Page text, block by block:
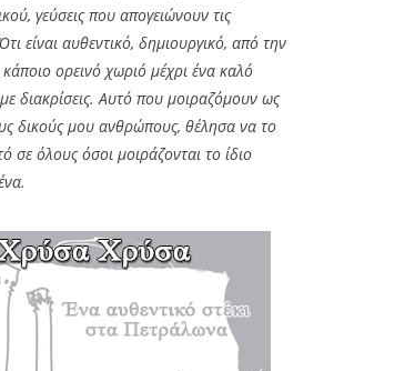
γεύσεις που απογειώνουν τις
είναι αυθεντικό, δημιουργικό, από την
ορεινό χωριό μέχρι ένα καλό
διακρίσεις. Αυτό που μοιραζόμουν ως
δικούς μου ανθρώπους, θέλησα να το
σε όλους όσοι μοιράζονται το ίδιο